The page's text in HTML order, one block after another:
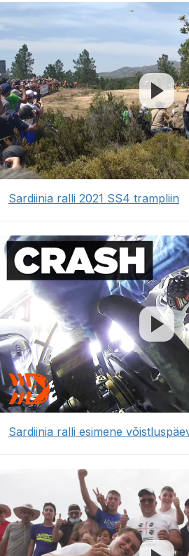
Sardiinia ralli 2021 SS4 trampliin
Sardiinia ralli esimene